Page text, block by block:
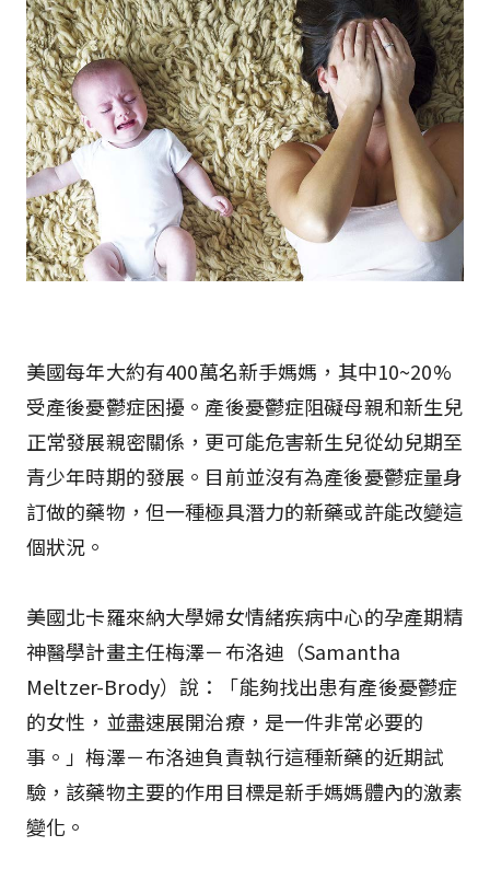
美國每年大約有400萬名新手媽媽，其中10~20%
受產後憂鬱症困擾。產後憂鬱症阻礙母親和新生兒
正常發展親密關係，更可能危害新生兒從幼兒期至
青少年時期的發展。目前並沒有為產後憂鬱症量身
訂做的藥物，但一種極具潛力的新藥或許能改變這
個狀況。
美國北卡羅來納大學婦女情緒疾病中心的孕產期精
神醫學計畫主任梅澤－布洛迪（Samantha
Meltzer-Brody）說：「能夠找出患有產後憂鬱症
的女性，並盡速展開治療，是一件非常必要的
事。」梅澤－布洛迪負責執行這種新藥的近期試
驗，該藥物主要的作用目標是新手媽媽體內的激素
變化。